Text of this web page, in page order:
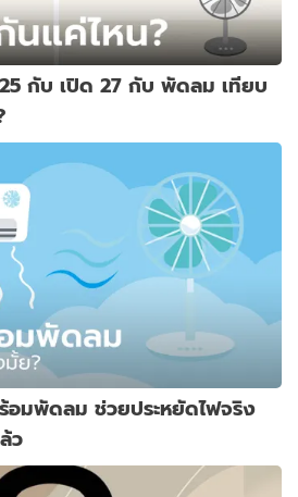
กับ เปิด 27 กับ พัดลม เทียบ
อมพัดลม ช่วยประหยัดไฟจริง
ว